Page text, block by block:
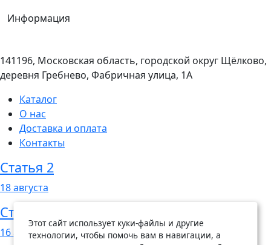
Информация
141196, Московская область, городской округ Щёлково,
деревня Гребнево, Фабричная улица, 1А
Каталог
О нас
Доставка и оплата
Контакты
Статья 2
18августа
Статья 1
16 августа
Этот сайт использует куки-файлы и другие
технологии, чтобы помочь вам в навигации, а